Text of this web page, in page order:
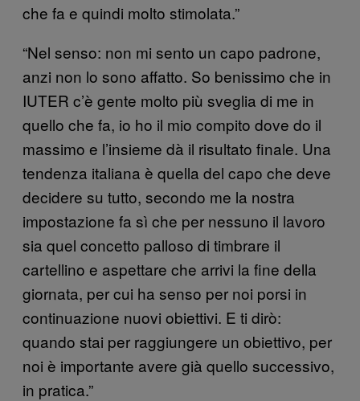
che fa e quindi molto stimolata.”
“Nel senso: non mi sento un capo padrone,
anzi non lo sono affatto. So benissimo che in
IUTER c’è gente molto più sveglia di me in
quello che fa, io ho il mio compito dove do il
massimo e l’insieme dà il risultato finale. Una
tendenza italiana è quella del capo che deve
decidere su tutto, secondo me la nostra
impostazione fa sì che per nessuno il lavoro
sia quel concetto palloso di timbrare il
cartellino e aspettare che arrivi la fine della
giornata, per cui ha senso per noi porsi in
continuazione nuovi obiettivi. E ti dirò:
quando stai per raggiungere un obiettivo, per
noi è importante avere già quello successivo,
in pratica.”